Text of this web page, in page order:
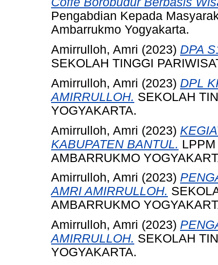
Pengabdian Kepada
Ambarrukmo Yogyakarta.
Amirrulloh, Amri (2023) DPA
SEKOLAH TINGGI
Amirrulloh, Amri (2023) DPL
AMIRRULLOH. SEKOLAH
YOGYAKARTA.
Amirrulloh, Amri (2023)
KABUPATEN BANTUL.
AMBARRUKMO
Amirrulloh, Amri (2023)
AMRI AMIRRULLOH.
AMBARRUKMO
Amirrulloh, Amri (2023)
AMIRRULLOH. SEKOLAH
YOGYAKARTA.